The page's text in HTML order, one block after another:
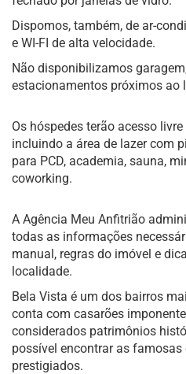
Dispomos, também, de ar-
e WI-FI de alta velocidade.
Não disponibilizamos
estacionamentos próximos ao
Os hóspedes terão acesso
incluindo a área de lazer com
para PCD, academia, sauna,
coworking.
A Agência Meu Anfitrião
todas as informações
manual, regras do imóvel e
localidade.
Bela Vista é um dos bairros
conta com casarões
considerados patrimônios
possível encontrar as
prestigiados.